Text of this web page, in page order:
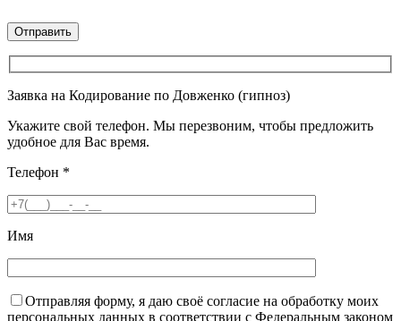
Заявка на Кодирование по Довженко (гипноз)
Укажите свой телефон. Мы перезвоним, чтобы предложить
удобное для Вас время.
Телефон *
Имя
Отправляя форму, я даю своё согласие на обработку моих
персональных данных в соответствии с Федеральным законом